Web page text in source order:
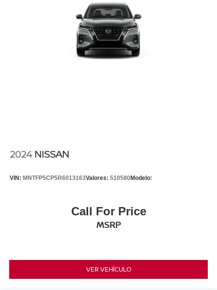
2024 NISSAN
VIN: MNTFP5CP5R6013163Valores: 510580Modelo:
Call For Price
MSRP
VER VEHÍCULO